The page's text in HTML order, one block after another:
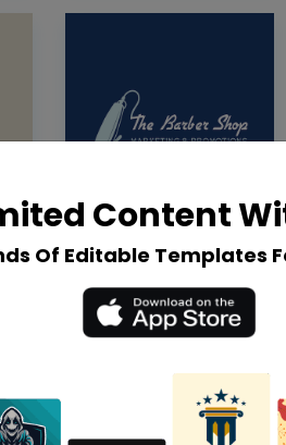
Content
Of Editable Templates